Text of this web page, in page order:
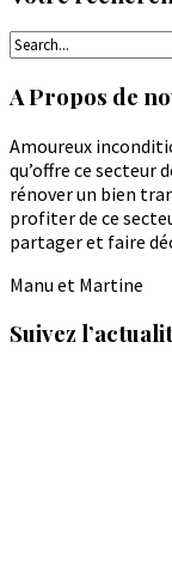
A Propos de
Amoureux
qu’offre ce secteur
rénover un bien
profiter de ce
partager et faire
Manu et Martine
Suivez